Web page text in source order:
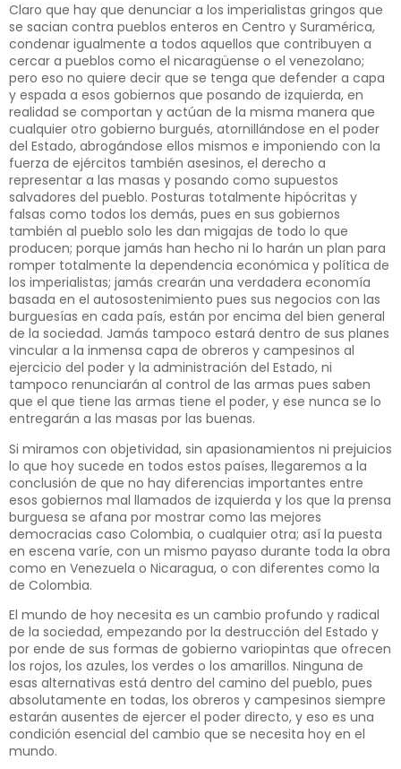
Claro que hay que denunciar a los imperialistas gringos que
se sacian contra pueblos enteros en Centro y Suramérica,
condenar igualmente a todos aquellos que contribuyen a
cercar a pueblos como el nicaragüense o el venezolano;
pero eso no quiere decir que se tenga que defender a capa
y espada a esos gobiernos que posando de izquierda, en
realidad se comportan y actúan de la misma manera que
cualquier otro gobierno burgués, atornillándose en el poder
del Estado, abrogándose ellos mismos e imponiendo con la
fuerza de ejércitos también asesinos, el derecho a
representar a las masas y posando como supuestos
salvadores del pueblo. Posturas totalmente hipócritas y
falsas como todos los demás, pues en sus gobiernos
también al pueblo solo les dan migajas de todo lo que
producen; porque jamás han hecho ni lo harán un plan para
romper totalmente la dependencia económica y política de
los imperialistas; jamás crearán una verdadera economía
basada en el autosostenimiento pues sus negocios con las
burguesías en cada país, están por encima del bien general
de la sociedad. Jamás tampoco estará dentro de sus planes
vincular a la inmensa capa de obreros y campesinos al
ejercicio del poder y la administración del Estado, ni
tampoco renunciarán al control de las armas pues saben
que el que tiene las armas tiene el poder, y ese nunca se lo
entregarán a las masas por las buenas.
Si miramos con objetividad, sin apasionamientos ni prejuicios
lo que hoy sucede en todos estos países, llegaremos a la
conclusión de que no hay diferencias importantes entre
esos gobiernos mal llamados de izquierda y los que la prensa
burguesa se afana por mostrar como las mejores
democracias caso Colombia, o cualquier otra; así la puesta
en escena varíe, con un mismo payaso durante toda la obra
como en Venezuela o Nicaragua, o con diferentes como la
de Colombia.
El mundo de hoy necesita es un cambio profundo y radical
de la sociedad, empezando por la destrucción del Estado y
por ende de sus formas de gobierno variopintas que ofrecen
los rojos, los azules, los verdes o los amarillos. Ninguna de
esas alternativas está dentro del camino del pueblo, pues
absolutamente en todas, los obreros y campesinos siempre
estarán ausentes de ejercer el poder directo, y eso es una
condición esencial del cambio que se necesita hoy en el
mundo.